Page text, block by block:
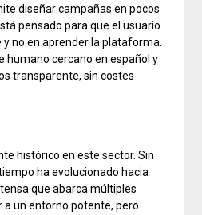
diseñar campañas en pocos
pensado para que el usuario
no en aprender la plataforma.
humano cercano en español y
transparente, sin costes
histórico en este sector. Sin
ha evolucionado hacia
que abarca múltiples
a un entorno potente, pero